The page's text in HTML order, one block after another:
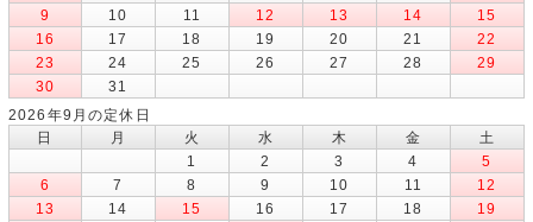
9
10 11 12 13 14
15
16
17 18 19 20 21
22
23
24 25 26 27 28
29
30
31
2026年9月の定休日
日
月 火 水 木 金
土
1
2 3 4
5
6
7 8 9 10 11
12
13
14 15 16 17 18
19